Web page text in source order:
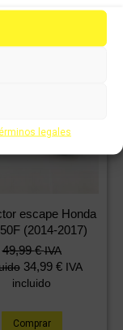
legales
escape Honda
(2014-2017)
49,99€ IVA
34,99 € IVA
incluido
Comprar